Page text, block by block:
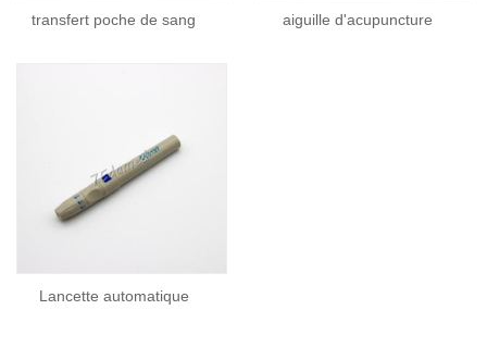
transfert poche de sang aiguille d'acupuncture
Lancette automatique